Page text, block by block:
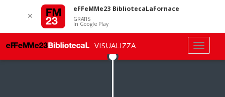
✕
eFFeMMe23 BibliotecaLaFornace
GRATIS
In Google Play
VISUALIZZA